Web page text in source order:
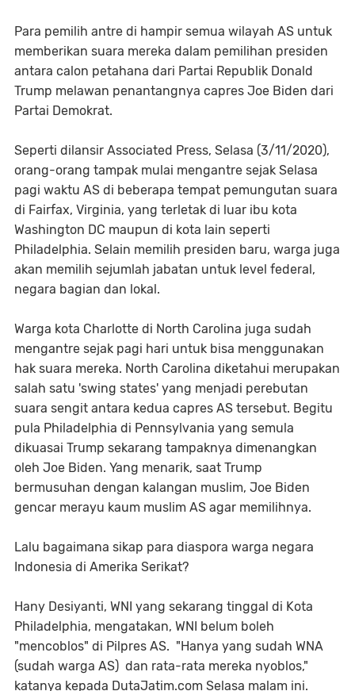
Para pemilih antre di hampir semua wilayah AS untuk
memberikan suara mereka dalam pemilihan presiden
antara calon petahana dari Partai Republik Donald
Trump melawan penantangnya capres Joe Biden dari
Partai Demokrat.
Seperti dilansir Associated Press, Selasa (3/11/2020),
orang-orang tampak mulai mengantre sejak Selasa
pagi waktu AS di beberapa tempat pemungutan suara
di Fairfax, Virginia, yang terletak di luar ibu kota
Washington DC maupun di kota lain seperti
Philadelphia. Selain memilih presiden baru, warga juga
akan memilih sejumlah jabatan untuk level federal,
negara bagian dan lokal.
Warga kota Charlotte di North Carolina juga sudah
mengantre sejak pagi hari untuk bisa menggunakan
hak suara mereka. North Carolina diketahui merupakan
salah satu 'swing states' yang menjadi perebutan
suara sengit antara kedua capres AS tersebut. Begitu
pula Philadelphia di Pennsylvania yang semula
dikuasai Trump sekarang tampaknya dimenangkan
oleh Joe Biden. Yang menarik, saat Trump
bermusuhan dengan kalangan muslim, Joe Biden
gencar merayu kaum muslim AS agar memilihnya.
Lalu bagaimana sikap para diaspora warga negara
Indonesia di Amerika Serikat?
Hany Desiyanti, WNI yang sekarang tinggal di Kota
Philadelphia, mengatakan, WNI belum boleh
"mencoblos" di Pilpres AS. "Hanya yang sudah WNA
(sudah warga AS) dan rata-rata mereka nyoblos,"
katanya kepada DutaJatim.com Selasa malam ini.